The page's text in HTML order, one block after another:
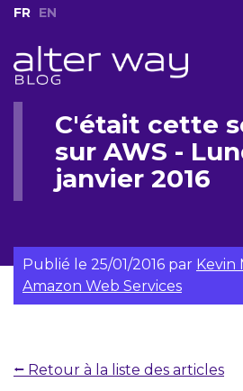
FR EN
C'était cette
sur AWS -
janvier 2016
Publié le 25/01/2016 par Kevin
Amazon Web Services
⭠ Retour à la liste des articles